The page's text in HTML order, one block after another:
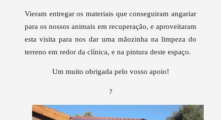
Vieram entregar os materiais que conseguiram angariar
para os nossos animais em recuperação, e aproveitaram
esta visita para nos dar uma mãozinha na limpeza do
terreno em redor da clínica, e na pintura deste espaço.
Um muito obrigada pelo vosso apoio!
?